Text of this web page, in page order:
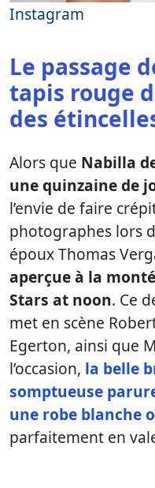
Instagram
Le passage
tapis rouge
des
Alors que Nabilla
une quinzaine de
l’envie de faire
photographes lors
époux Thomas
aperçue à la
Stars at noon. Ce
met en scène
Egerton, ainsi que
l’occasion, la belle
somptueuse
une robe blanche
parfaitement en